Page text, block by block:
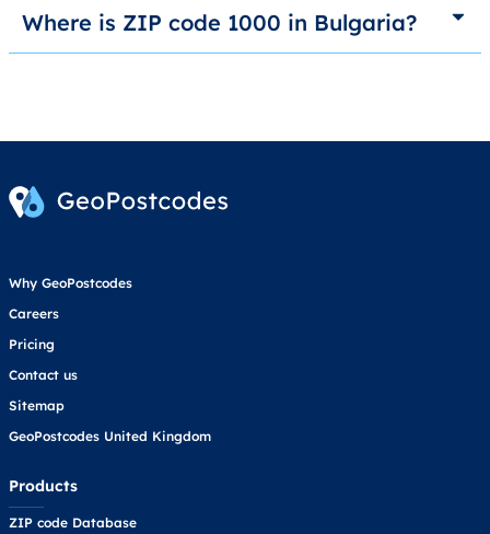
Where is ZIP code 1000 in Bulgaria?
Why GeoPostcodes
Careers
Pricing
Contact us
Sitemap
GeoPostcodes United Kingdom
Products
ZIP code Database